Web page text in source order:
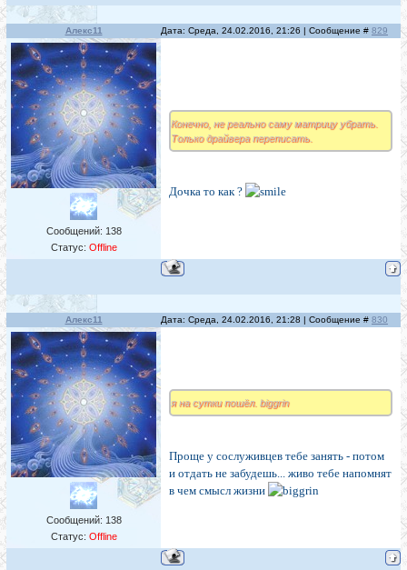
Алекс11 Дата: Среда, 24.02.2016, 21:26 | Сообщение # 829
Сообщений: 138
Статус: Offline
Конечно, не реально саму матрицу убрать.
Только драйвера переписать.
Дочка то как ?
Алекс11 Дата: Среда, 24.02.2016, 21:28 | Сообщение # 830
Сообщений: 138
Статус: Offline
я на сутки пошёл. biggrin
Проще у сослуживцев тебе занять - потом
и отдать не забудешь... живо тебе напомнят
в чем смысл жизни